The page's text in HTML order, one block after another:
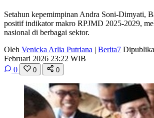
Setahun kepemimpinan Andra Soni-Dimyati,
positif indikator makro RPJMD 2025-2029,
nasional di berbagai sektor.
Oleh Venicka Arlia Putriana | Berita7
Februari 2026 23:22 WIB
0
0 0